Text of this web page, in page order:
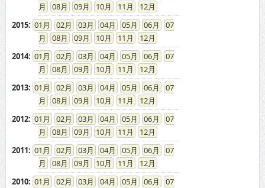
08
09 10 11
12
2015: 01 02 03 04 05 06
07
08
09 10 11
12
2014: 01 02 03 04 05 06
07
08
09 10 11
12
2013: 01 02 03 04 05 06
07
08
09 10 11
12
2012: 01 02 03 04 05 06
07
08
09 10 11
12
2011: 01 02 03 04 05 06
07
08
09 10 11
12
2010: 01 02 03 04 05 06
07